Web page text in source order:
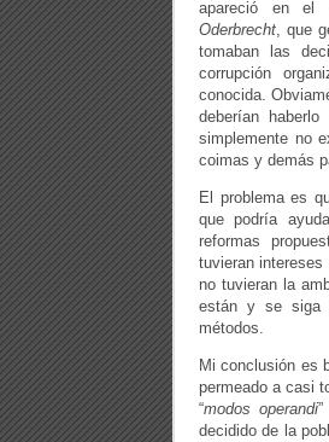
apareció en el
Oderbrecht, que
tomaban las
corrupción
conocida.
deberían
simplemente no
coimas y demás
El problema es
que podría
reformas
tuvieran
no tuvieran la
están y se siga
métodos.
Mi conclusión es
permeado a casi
“modos operandi
decidido de la